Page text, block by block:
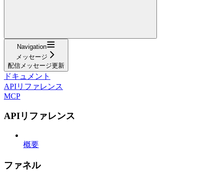
Navigation
メッセージ
配信メッセージ更新
ドキュメント
APIリファレンス
MCP
APIリファレンス
概要
ファネル